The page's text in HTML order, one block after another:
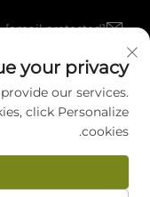
[email protected]
حقوق
your privacy
our services.
click Personalize
cookies.